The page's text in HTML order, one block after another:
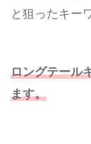
と狙ったキー
ロングテール
ます。